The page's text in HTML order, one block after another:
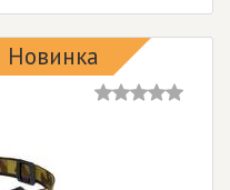
Новинка